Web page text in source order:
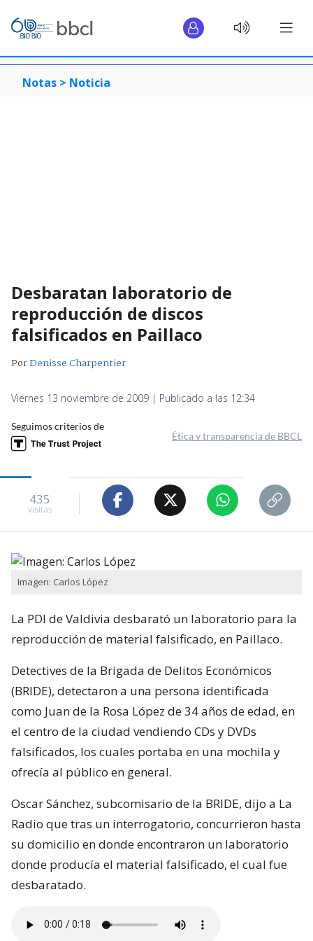
Notas > Noticia
Desbaratan laboratorio de
reproducción de discos
falsificados en Paillaco
PorDenisse Charpentier
Viernes 13 noviembre de 2009 | Publicado a las 12:34
Seguimos criterios de
Ética y transparencia de BBCL
435
visitas
Imagen: Carlos López
La PDI de Valdivia desbarató un laboratorio para la
reproducción de material falsificado, en Paillaco.
Detectives de la Brigada de Delitos Económicos
(BRIDE), detectaron a una persona identificada
como Juan de la Rosa López de 34 años de edad, en
el centro de la ciudad vendiendo CDs y DVDs
falsificados, los cuales portaba en una mochila y
ofrecía al público en general.
Oscar Sánchez, subcomisario de la BRIDE, dijo a La
Radio que tras un interrogatorio, concurrieron hasta
su domicilio en donde encontraron un laboratorio
donde producía el material falsificado, el cual fue
desbaratado.